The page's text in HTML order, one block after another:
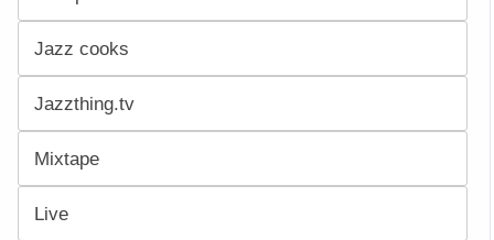
Jazz cooks
Jazzthing.tv
Mixtape
Live